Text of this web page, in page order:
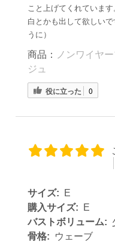
こと上げてくれています
白とかも出して欲しい
うに）
商品：
ノンワイヤ
ジュ
役に立った 0
サイズ:
E
購入サイズ:
E
バストボリューム:
骨格:
ウェーブ